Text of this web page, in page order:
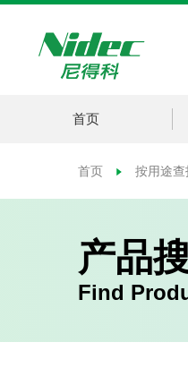
首页
首页 按用途查
产品
Find